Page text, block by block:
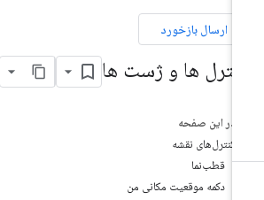
ارسال بازخورد
ها و ژست ها
در این صفحه
کنترل‌های نقشه
قطب‌نما
دکمه موقعیت مکانی من